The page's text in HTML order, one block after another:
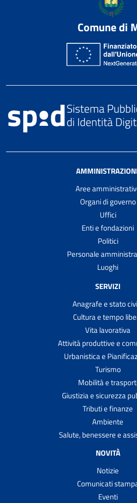
Comune di
Aree
Organi di governo
Uffici
Enti e fondazioni
Politici
Personale
Luoghi
SERVIZI
Anagrafe e stato
Cultura e tempo
Vita lavorativa
Attività produttive e
Urbanistica e
Turismo
Mobilità e
Giustizia e sicurezza
Tributi e finanze
Ambiente
Salute, benessere e
NOVITÀ
Notizie
Comunicati
Eventi